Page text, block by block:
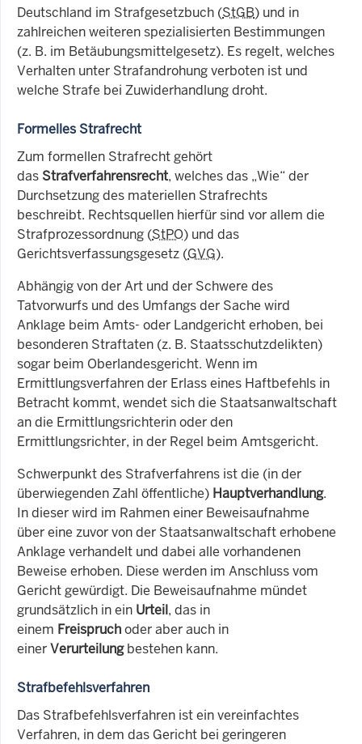
Deutschland im Strafgesetzbuch (StGB) und in
zahlreichen weiteren spezialisierten Bestimmungen
(z. B. im Betäubungsmittelgesetz). Es regelt, welches
Verhalten unter Strafandrohung verboten ist und
welche Strafe bei Zuwiderhandlung droht.
Formelles Strafrecht
Zum formellen Strafrecht gehört
das Strafverfahrensrecht, welches das „Wie“ der
Durchsetzung des materiellen Strafrechts
beschreibt. Rechtsquellen hierfür sind vor allem die
Strafprozessordnung (StPO) und das
Gerichtsverfassungsgesetz (GVG).
Abhängig von der Art und der Schwere des
Tatvorwurfs und des Umfangs der Sache wird
Anklage beim Amts- oder Landgericht erhoben, bei
besonderen Straftaten (z. B. Staatsschutzdelikten)
sogar beim Oberlandesgericht. Wenn im
Ermittlungsverfahren der Erlass eines Haftbefehls in
Betracht kommt, wendet sich die Staatsanwaltschaft
an die Ermittlungsrichterin oder den
Ermittlungsrichter, in der Regel beim Amtsgericht.
Schwerpunkt des Strafverfahrens ist die (in der
überwiegenden Zahl öffentliche) Hauptverhandlung.
In dieser wird im Rahmen einer Beweisaufnahme
über eine zuvor von der Staatsanwaltschaft erhobene
Anklage verhandelt und dabei alle vorhandenen
Beweise erhoben. Diese werden im Anschluss vom
Gericht gewürdigt. Die Beweisaufnahme mündet
grundsätzlich in ein Urteil, das in
einem Freispruchoder aber auch in
einerVerurteilungbestehen kann.
Strafbefehlsverfahren
Das Strafbefehlsverfahren ist ein vereinfachtes
Verfahren, in dem das Gericht bei geringeren